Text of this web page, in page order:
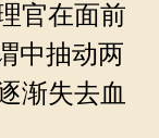
官在面前
中抽动两
渐失去血